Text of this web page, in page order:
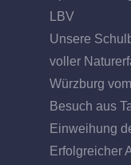
LBV
Unsere
voller
Würzburg
Besuch aus
Einweihung
Erfolgreicher